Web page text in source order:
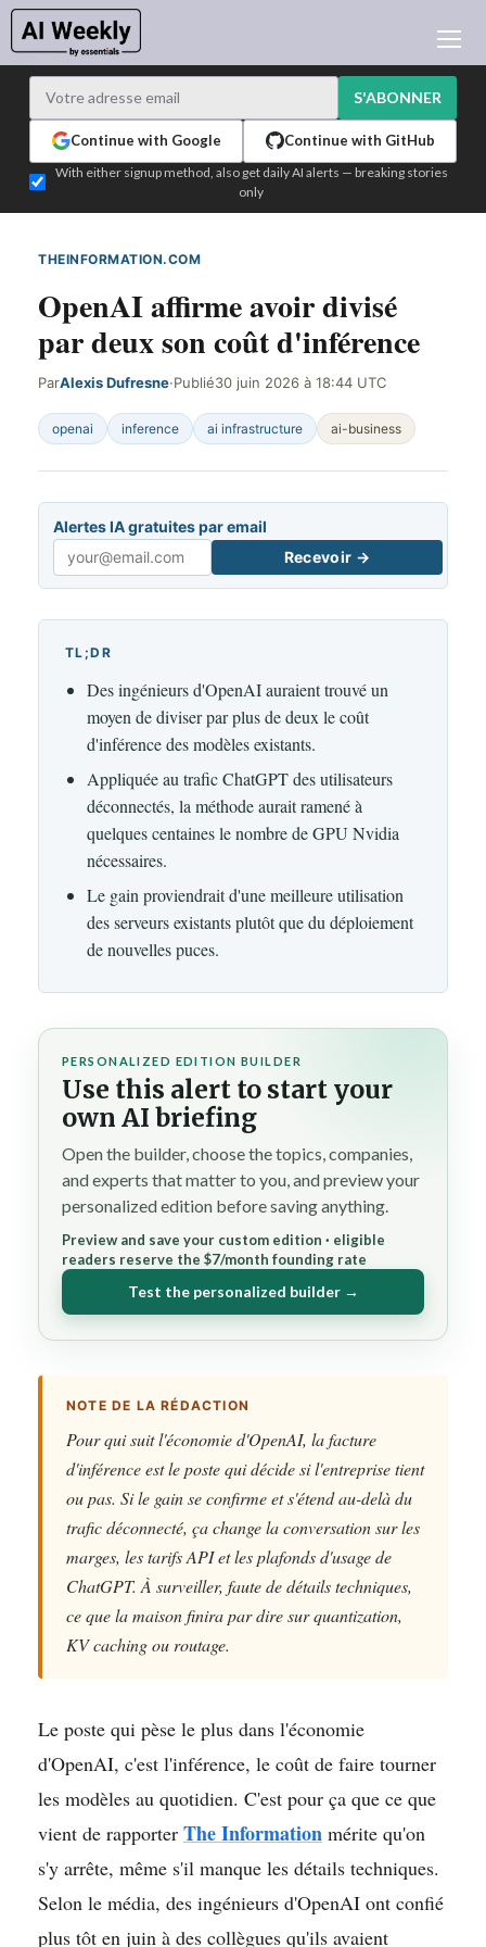
APPRENDRE L'IA
L'ACTU IA DU JOUR
TEST EDITION BUILDER
CONNEXION
S'ABONNER
Continue with Google Continue with GitHub
With either signup method, also get daily AI alerts — breaking stories
only
THEINFORMATION.COM
OpenAI affirme avoir divisé
par deux son coût d'inférence
ParAlexis Dufresne·Publié30 juin 2026 à 18:44 UTC
openai inference ai infrastructure ai-business
Alertes IA gratuites par email
Email
Recevoir →
TL;DR
Des ingénieurs d'OpenAI auraient trouvé un
moyen de diviser par plus de deux le coût
d'inférence des modèles existants.
Appliquée au trafic ChatGPT des utilisateurs
déconnectés, la méthode aurait ramené à
quelques centaines le nombre de GPU Nvidia
nécessaires.
Le gain proviendrait d'une meilleure utilisation
des serveurs existants plutôt que du déploiement
de nouvelles puces.
PERSONALIZED EDITION BUILDER
Use this alert to start your
own AI briefing
Open the builder, choose the topics, companies,
and experts that matter to you, and preview your
personalized edition before saving anything.
Preview and save your custom edition · eligible
readers reserve the $7/month founding rate
Test the personalized builder →
NOTE DE LA RÉDACTION
Pour qui suit l'économie d'OpenAI, la facture
d'inférence est le poste qui décide si l'entreprise tient
ou pas. Si le gain se confirme et s'étend au-delà du
trafic déconnecté, ça change la conversation sur les
marges, les tarifs API et les plafonds d'usage de
ChatGPT. À surveiller, faute de détails techniques,
ce que la maison finira par dire sur quantization,
KV caching ou routage.
Le poste qui pèse le plus dans l'économie
d'OpenAI, c'est l'inférence, le coût de faire tourner
les modèles au quotidien. C'est pour ça que ce que
vient de rapporter The Information mérite qu'on
s'y arrête, même s'il manque les détails techniques.
Selon le média, des ingénieurs d'OpenAI ont confié
plus tôt en juin à des collègues qu'ils avaient